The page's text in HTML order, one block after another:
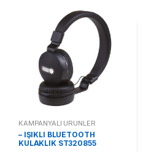
KAMPANYALI ÜRÜNLER
– IŞIKLI BLUETOOTH
KULAKLIK ST320855